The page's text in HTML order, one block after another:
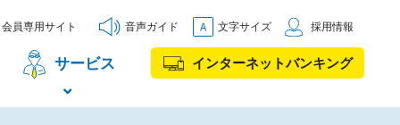
サービス インターネットバンキング
会員専用サイト 音声ガイド 文字サイズ 採用情報